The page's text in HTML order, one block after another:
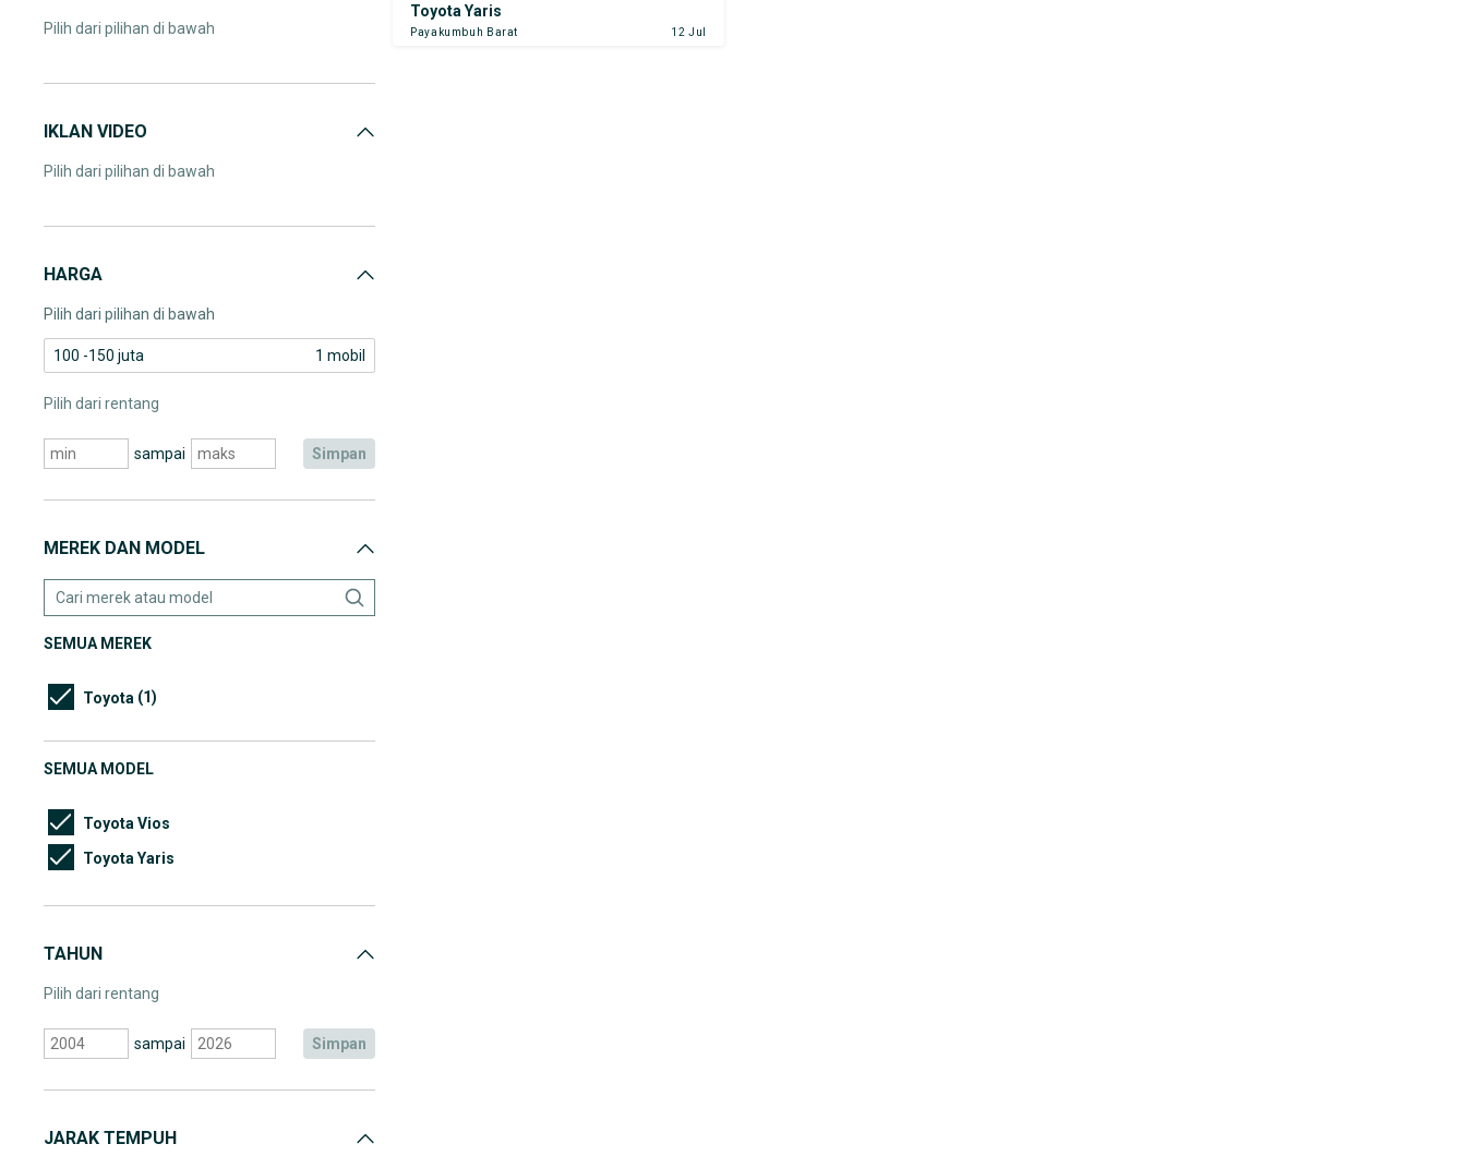
Pilih dari pilihan di bawah
IKLAN VIDEO
Pilih dari pilihan di bawah
HARGA
Pilih dari pilihan di bawah
100 -150 juta 1 mobil
Pilih dari rentang
sampai simpan
MEREK DAN MODEL
SEMUA MEREK
Toyota (1)
SEMUA MODEL
Toyota Vios
Toyota Yaris
TAHUN
Pilih dari rentang
sampai simpan
JARAK TEMPUH
Toyota Yaris
Payakumbuh Barat 12 Jul